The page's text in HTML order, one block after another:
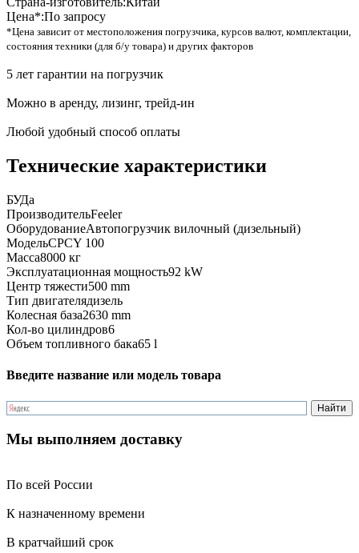
Цена*:По запросу
*Цена зависит от местоположения погрузчика, курсов валют, комплектации,
состояния техники (для б/у товара) и других факторов
5 лет гарантии на погрузчик
Можно в аренду, лизинг, трейд-ин
Любой удобный способ оплаты
Технические характеристики
БУДа
ПроизводительFeeler
ОборудованиеАвтопогрузчик вилочный (дизельный)
МодельCPCY 100
Масса8000 кг
Эксплуатационная мощность92 kW
Центр тяжести500 mm
Тип двигателядизель
Колесная база2630 mm
Кол-во цилиндров6
Объем топливного бака65 l
Введите название или модель товара
Мы выполняем доставку
По всей России
К назначенному времени
В кратчайший срок